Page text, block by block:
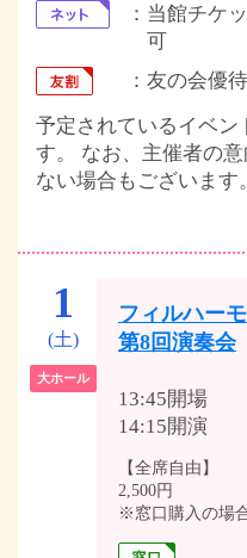
当館チケ
可
友の会優
予定されているイベン
す。 なお、主催者の
ない場合もございます。
1
(土)
大ホール
フィルハー
第8回演奏会
13:45開場
14:15開演
【全席自由】
2,500円
※窓口購入の場